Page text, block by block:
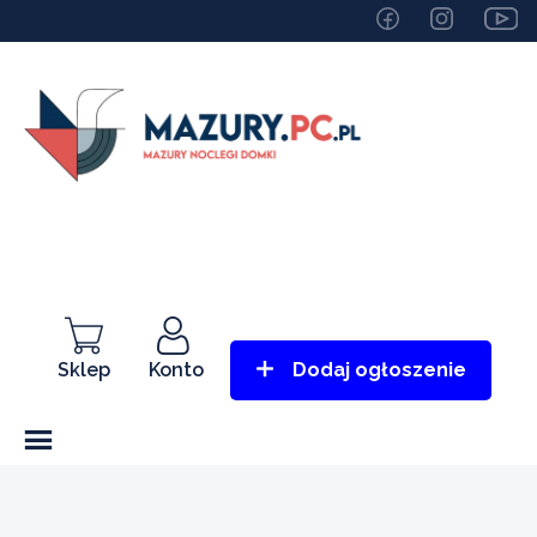
Sklep Konto Dodaj ogłoszenie